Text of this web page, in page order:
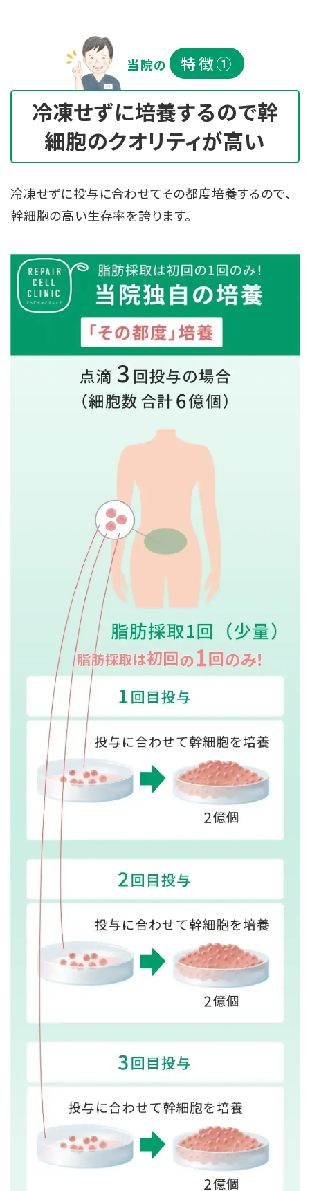
当院の 特徴①
冷凍せずに培養するので幹
細胞のクオリティが高い
冷凍せずに投与に合わせてその都度培養するので、
幹細胞の高い生存率を誇ります。